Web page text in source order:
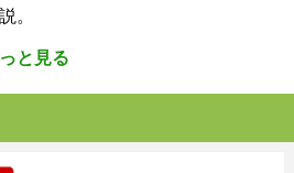
。
と見る